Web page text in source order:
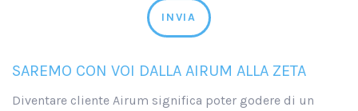
INVIA
SAREMO CON VOI DALLA AIRUM ALLA ZETA
Diventare cliente Airum significa poter godere di un